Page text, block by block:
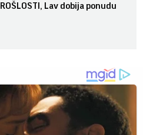
Lav dobija ponudu